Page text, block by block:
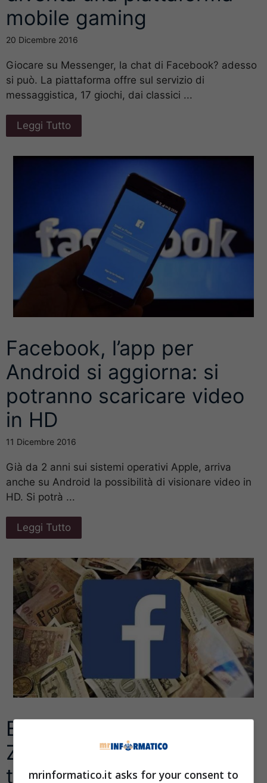
mobile gaming
20 Dicembre 2016
Giocare su Messenger, la chat di Facebook? adesso
si può. La piattaforma offre sul servizio di
messaggistica, 17 giochi, dai classici ...
Leggi Tutto
Facebook, l’app per
Android si aggiorna: si
potranno scaricare video
in HD
11 Dicembre 2016
Già da 2 anni sui sistemi operativi Apple, arriva
anche su Android la possibilità di visionare video in
HD. Si potrà ...
Leggi Tutto
Ecco perchè Mark
Zuckerberg vuole
trasformare Facebook in
mrinformatico.it asks for your consent to